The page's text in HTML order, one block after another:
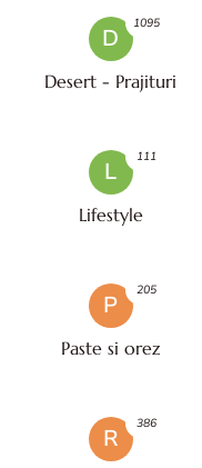
D
Desert - Prajituri
1095
L
Lifestyle
111
P
Paste si orez
205
R
386